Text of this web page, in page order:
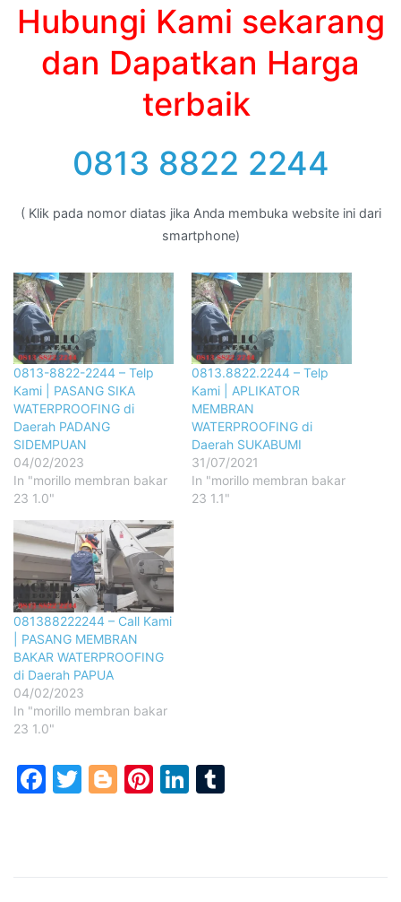
Hubungi Kami sekarang
dan Dapatkan Harga
terbaik
0813 8822 2244
( Klik pada nomor diatas jika Anda membuka website ini dari
smartphone)
0813-8822-2244 – Telp
Kami | PASANG SIKA
WATERPROOFING di
Daerah PADANG
SIDEMPUAN
04/02/2023
In "morillo membran bakar
23 1.0"
0813.8822.2244 – Telp
Kami | APLIKATOR
MEMBRAN
WATERPROOFING di
Daerah SUKABUMI
31/07/2021
In "morillo membran bakar
23 1.1"
081388222244 – Call Kami
| PASANG MEMBRAN
BAKAR WATERPROOFING
di Daerah PAPUA
04/02/2023
In "morillo membran bakar
23 1.0"
Facebook
Twitter
Blogger
Pinterest
LinkedIn